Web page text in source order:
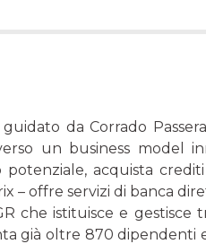
da Corrado
un business model
acquista crediti
– offre servizi di banca
che istituisce e gestisce
già oltre 870 dipendenti